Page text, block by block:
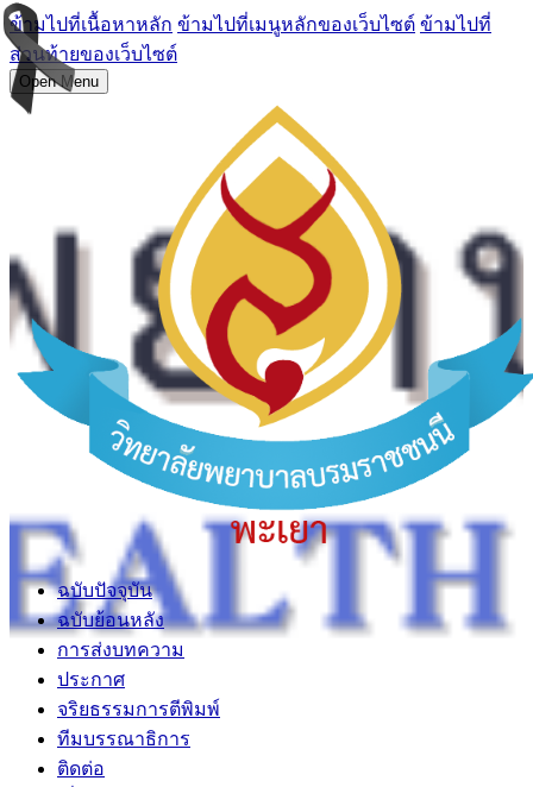
ข้ามไปที่เนื้อหาหลัก ข้ามไปที่เมนูหลักของเว็บไซต์ ข้ามไปที่
ส่วนท้ายของเว็บไซต์
Open Menu
ฉบับปัจจุบัน
ฉบับย้อนหลัง
การส่งบทความ
ประกาศ
จริยธรรมการตีพิมพ์
ทีมบรรณาธิการ
ติดต่อ